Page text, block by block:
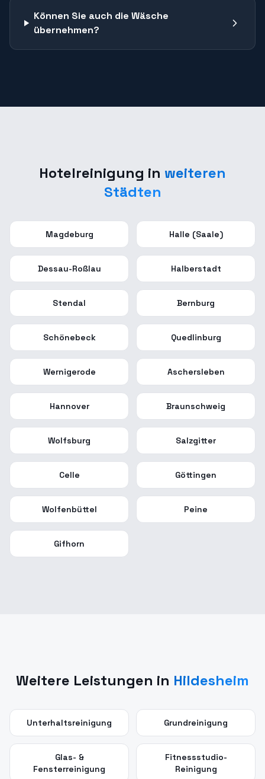
Können Sie auch die Wäsche
übernehmen?
Hotelreinigung in weiteren
Städten
Magdeburg Halle (Saale)
Dessau-Roßlau Halberstadt
Stendal Bernburg
Schönebeck Quedlinburg
Wernigerode Aschersleben
Hannover Braunschweig
Wolfsburg Salzgitter
Celle Göttingen
Wolfenbüttel Peine
Gifhorn
Weitere Leistungen in Hildesheim
Unterhaltsreinigung Grundreinigung
Glas- &
Fensterreinigung
Fitnessstudio-
Reinigung